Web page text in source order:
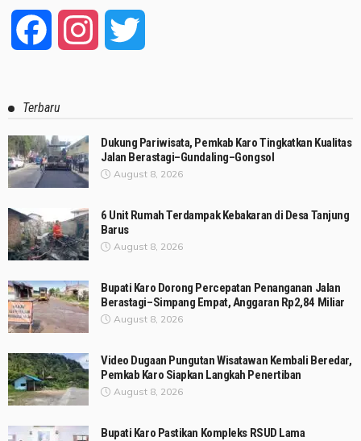
Facebook Instagram
Terbaru
Dukung Pariwisata, Pemkab Karo Tingkatkan Kualitas
Jalan Berastagi–Gundaling–Gongsol
August 8, 2026
6 Unit Rumah Terdampak Kebakaran di Desa Tanjung
Barus
August 8, 2026
Bupati Karo Dorong Percepatan Penanganan Jalan
Berastagi–Simpang Empat, Anggaran Rp2,84 Miliar
August 8, 2026
Video Dugaan Pungutan Wisatawan Kembali Beredar,
Pemkab Karo Siapkan Langkah Penertiban
August 8, 2026
Bupati Karo Pastikan Kompleks RSUD Lama